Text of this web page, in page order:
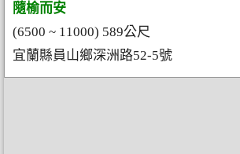
隨榆而安
(6500 ~ 11000) 589公尺
宜蘭縣員山鄉深洲路52-5號